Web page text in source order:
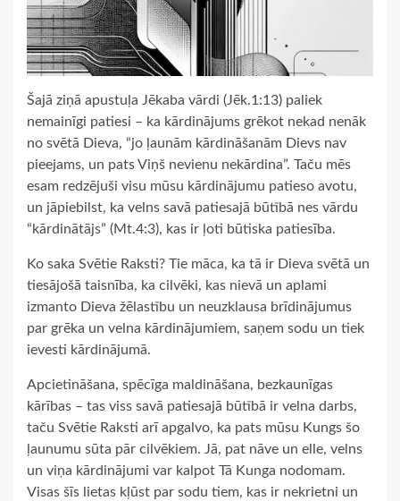
Šajā ziņā apustuļa Jēkaba vārdi (Jēk.1:13) paliek
nemainīgi patiesi – ka kārdinājums grēkot nekad nenāk
no svētā Dieva, “jo ļaunām kārdināšanām Dievs nav
pieejams, un pats Viņš nevienu nekārdina”. Taču mēs
esam redzējuši visu mūsu kārdinājumu patieso avotu,
un jāpiebilst, ka velns savā patiesajā būtībā nes vārdu
“kārdinātājs” (Mt.4:3), kas ir ļoti būtiska patiesība.
Ko saka Svētie Raksti? Tie māca, ka tā ir Dieva svētā un
tiesājošā taisnība, ka cilvēki, kas nievā un aplami
izmanto Dieva žēlastību un neuzklausa brīdinājumus
par grēka un velna kārdinājumiem, saņem sodu un tiek
ievesti kārdinājumā.
Apcietināšana, spēcīga maldināšana, bezkaunīgas
kārības – tas viss savā patiesajā būtībā ir velna darbs,
taču Svētie Raksti arī apgalvo, ka pats mūsu Kungs šo
ļaunumu sūta pār cilvēkiem. Jā, pat nāve un elle, velns
un viņa kārdinājumi var kalpot Tā Kunga nodomam.
Visas šīs lietas kļūst par sodu tiem, kas ir nekrietni un